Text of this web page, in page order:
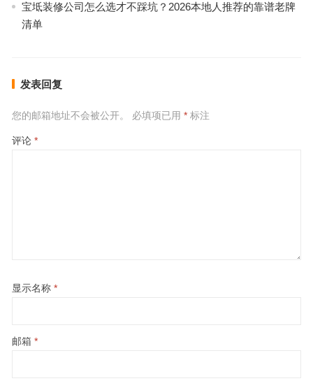
宝坻装修公司怎么选才不踩坑？2026本地人推荐的靠谱老牌
清单
发表回复
您的邮箱地址不会被公开。 必填项已用 *标注
评论 *
显示名称 *
邮箱 *